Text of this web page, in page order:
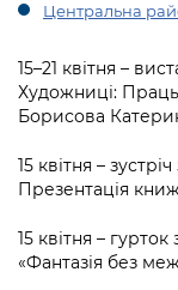
Центральна
15–21 квітня –
Художниці:
Борисова
15 квітня –
Презентація
15 квітня –
«Фантазія без